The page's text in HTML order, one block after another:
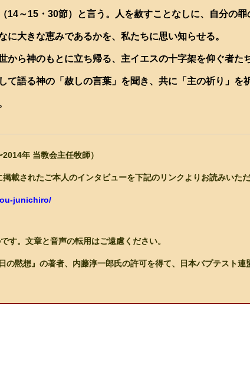
14～15・30節）と言う。人を赦すことなしに、自分の
に大きな恵みであるかを、私たちに思い知らせる。
ら神のもとに立ち帰る、主イエスの十字架を仰ぐ者た
て語る神の「赦しの言葉」を聞き、共に「主の祈り」を
年 当教会主任牧師）
載されたご本人のインタビューを下記のリンクよりお読みいただ
junichiro/
す。文章と音声の転用はご遠慮ください。
黙想』の著者、内藤淳一郎氏の許可を得て、日本バプテスト連